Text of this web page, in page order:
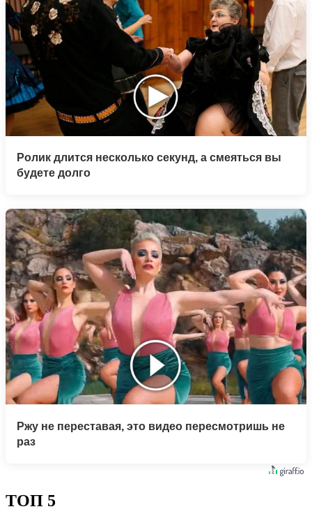
Ролик длится несколько секунд, а смеяться вы
будете долго
Ржу не переставая, это видео пересмотришь не
раз
ТОП 5